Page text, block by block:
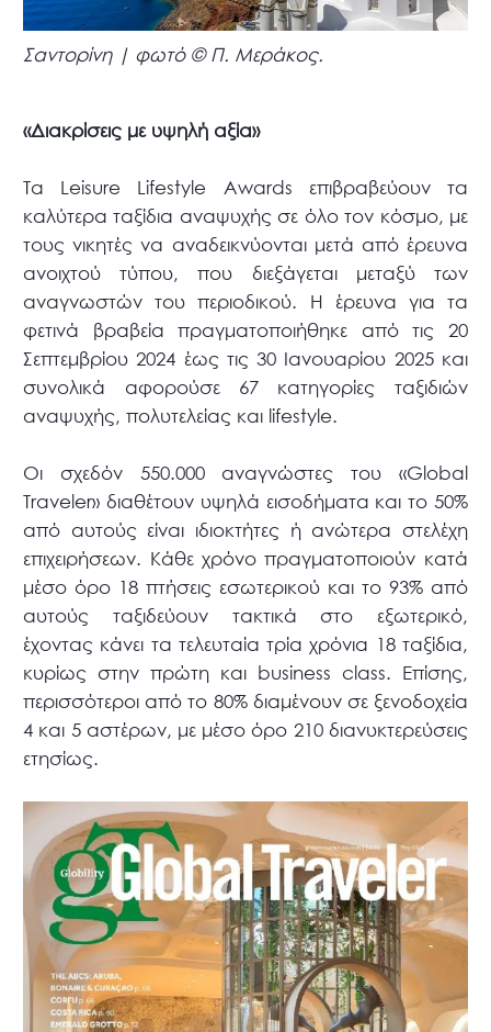
Σαντορίνη | φωτό © Π. Μεράκος.
«Διακρίσεις με υψηλή αξία»
Τα Leisure Lifestyle Awards επιβραβεύουν τα
καλύτερα ταξίδια αναψυχής σε όλο τον κόσμο, με
τους νικητές να αναδεικνύονται μετά από έρευνα
ανοιχτού τύπου, που διεξάγεται μεταξύ των
αναγνωστών του περιοδικού. Η έρευνα για τα
φετινά βραβεία πραγματοποιήθηκε από τις 20
Σεπτεμβρίου 2024 έως τις 30 Ιανουαρίου 2025 και
συνολικά αφορούσε 67 κατηγορίες ταξιδιών
αναψυχής, πολυτελείας και lifestyle.
Οι σχεδόν 550.000 αναγνώστες του «Global
Traveler» διαθέτουν υψηλά εισοδήματα και το 50%
από αυτούς είναι ιδιοκτήτες ή ανώτερα στελέχη
επιχειρήσεων. Κάθε χρόνο πραγματοποιούν κατά
μέσο όρο 18 πτήσεις εσωτερικού και το 93% από
αυτούς ταξιδεύουν τακτικά στο εξωτερικό,
έχοντας κάνει τα τελευταία τρία χρόνια 18 ταξίδια,
κυρίως στην πρώτη και business class. Επίσης,
περισσότεροι από το 80% διαμένουν σε ξενοδοχεία
4 και 5 αστέρων, με μέσο όρο 210 διανυκτερεύσεις
ετησίως.